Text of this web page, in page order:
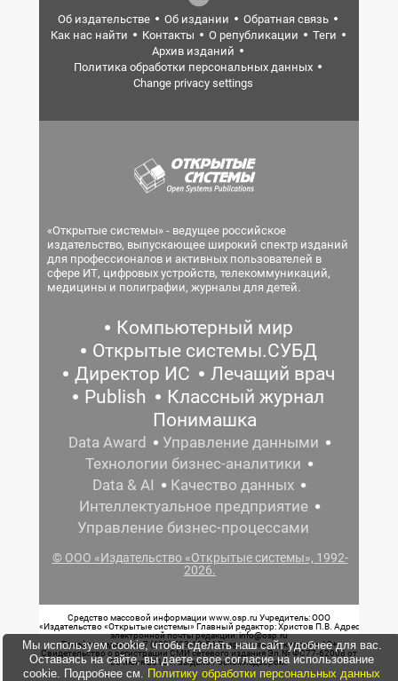
Об издательстве Об издании
Обратная связь
Как нас найти
Контакты О републикации
Теги
Архив изданий
Политика обработки персональных данных
Change privacy settings
«Открытые системы» - ведущее российское
издательство, выпускающее широкий спектр изданий
для профессионалов и активных пользователей в
сфере ИТ, цифровых устройств, телекоммуникаций,
медицины и полиграфии, журналы для детей.
Компьютерный мир
Открытые системы.СУБД
Директор ИС
Лечащий врач
Publish
Классный журнал
Понимашка
Data Award
Управление данными
Технологии бизнес-аналитики
Data & AI
Качество данных
Интеллектуальное предприятие
Управление бизнес-процессами
© ООО «Издательство «Открытые системы», 1992-
2026.
Средство массовой информации www.osp.ru Учредитель: ООО
«Издательство «Открытые системы» Главный редактор: Христов П.В. Адрес
электронной почты редакции: info@osp.ru
Телефон редакции: 7 (499) 703-18-54 Возрастная маркировка: 12+
Свидетельство о регистрации СМИ сетевого издания Эл.№ ФС77-62008 от
05 июня 2015 г. выдано Роскомнадзором.
Мы используем cookie, чтобы сделать наш сайт удобнее для вас.
Оставаясь на сайте, вы даете свое согласие на использование
cookie. Подробнее см. Политику обработки персональных данных